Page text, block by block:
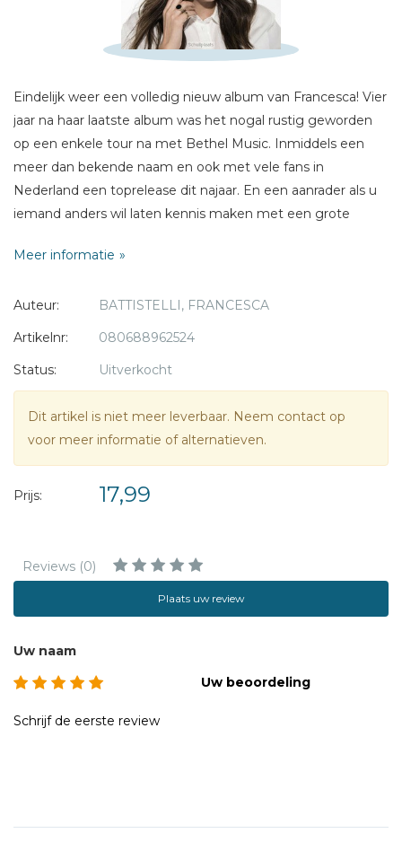
Eindelijk weer een volledig nieuw album van Francesca! Vier
jaar na haar laatste album was het nogal rustig geworden
op een enkele tour na met Bethel Music. Inmiddels een
meer dan bekende naam en ook met vele fans in
Nederland een toprelease dit najaar. En een aanrader als u
iemand anders wil laten kennis maken met een grote
Meer informatie
Auteur:
BATTISTELLI, FRANCESCA
Artikelnr:
080688962524
Status:
Uitverkocht
Dit artikel is niet meer leverbaar. Neem contact op
voor meer informatie of alternatieven.
Prijs: 17,99
Reviews (0)
Plaats uw review
* = verplicht
Uw naam
Uw beoordeling
Schrijf de eerste review